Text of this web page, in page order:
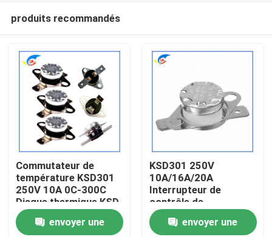
Produits
vidéo
produits recommandés
Commutateur de
température KSD301
250V 10A 0C-300C
Disque thermique KSD
Thermostat
bimétalliqueenvoyer une
KSD301 250V
10A/16A/20A
Interrupteur de
contrôle de
température
Normalement Fermé /
envoyer une